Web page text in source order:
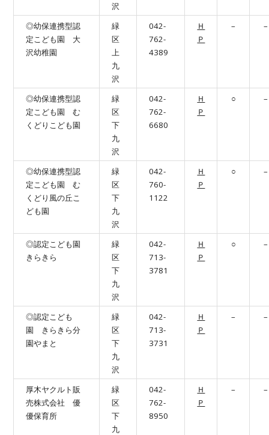
沢
◎幼保連携型認
定こども園 大
沢幼稚園
緑
区
上
九
沢
042-
762-
4389
Ｈ
Ｐ
– –
◎幼保連携型認
定こども園 む
くどりこども園
緑
区
下
九
沢
042-
762-
6680
Ｈ
Ｐ
○ –
◎幼保連携型認
定こども園 む
くどり風の丘こ
ども園
緑
区
下
九
沢
042-
760-
1122
Ｈ
Ｐ
○ –
◎認定こども園
きらきら
緑
区
下
九
沢
042-
713-
3781
Ｈ
Ｐ
○ –
◎認定こども
園 きらきら分
園やまと
緑
区
下
九
沢
042-
713-
3731
Ｈ
Ｐ
– –
厚木ヤクルト販
売株式会社 優
優保育所
緑
区
下
九
042-
762-
8950
Ｈ
Ｐ
– –